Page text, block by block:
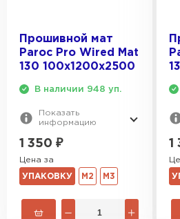
Прошивной мат
Paroc Pro Wired Mat
130 100х1200х2500
В наличии 948 уп.
Показать
информацию
1 350 ₽
Цена за
УПАКОВКУ М2 М3
1
Утеплитель
ПЕРЕЙТИ